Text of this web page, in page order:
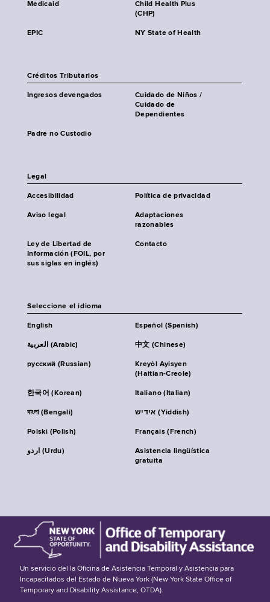
Medicaid
Child Health Plus
(CHP)
EPIC NY State of Health
Créditos Tributarios
Ingresos devengados
Cuidado de Niños /
Cuidado de
Dependientes
Padre no Custodio
Legal
Accesibilidad Política de privacidad
Aviso legal
Adaptaciones
razonables
Ley de Libertad de
Información (FOIL, por
sus siglas en inglés)
Contacto
Seleccione el idioma
English Español (Spanish)
العربية (Arabic) 中文 (Chinese)
русский (Russian)
Kreyòl Ayisyen
(Haitian-Creole)
한국어 (Korean) Italiano (Italian)
বাংলা (Bengali) אידיש (Yiddish)
Polski (Polish) Français (French)
اردو (Urdu)
Asistencia lingüística
gratuita
Un servicio del la Oficina de Asistencia Temporal y Asistencia para
Incapacitados del Estado de Nueva York (New York State Office of
Temporary and Disability Assistance, OTDA).